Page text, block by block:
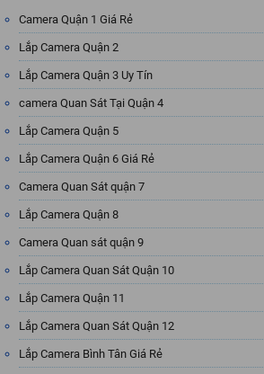
Camera Quận 1 Giá Rẻ
Lắp Camera Quận 2
Lắp Camera Quận 3 Uy Tín
camera Quan Sát Tại Quận 4
Lắp Camera Quận 5
Lắp Camera Quận 6 Giá Rẻ
Camera Quan Sát quận 7
Lắp Camera Quận 8
Camera Quan sát quận 9
Lắp Camera Quan Sát Quận 10
Lắp Camera Quận 11
Lắp Camera Quan Sát Quận 12
Lắp Camera Bình Tân Giá Rẻ